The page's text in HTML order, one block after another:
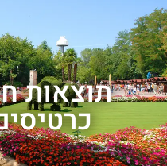
תוצאות